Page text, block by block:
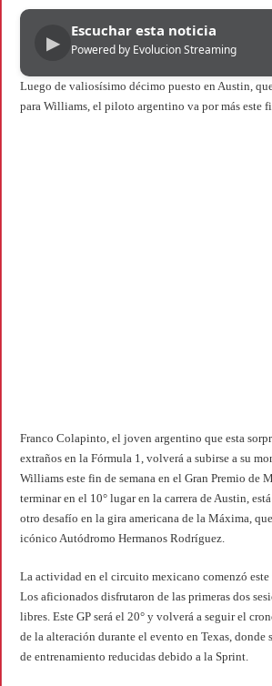
▶
Escuchar esta noticia
Powered by Evolucion Streaming
Luego de valiosísimo décimo puesto en Austin,
para Williams, el piloto argentino va por más este
Franco Colapinto, el joven argentino que esta
extraños en la Fórmula 1, volverá a subirse a su
Williams este fin de semana en el Gran Premio de
terminar en el 10° lugar en la carrera de Austin,
otro desafío en la gira americana de la Máxima,
icónico Autódromo Hermanos Rodríguez.
La actividad en el circuito mexicano comenzó este
Los aficionados disfrutaron de las primeras dos
libres. Este GP será el 20° y volverá a seguir el
de la alteración durante el evento en Texas, donde
de entrenamiento reducidas debido a la Sprint.